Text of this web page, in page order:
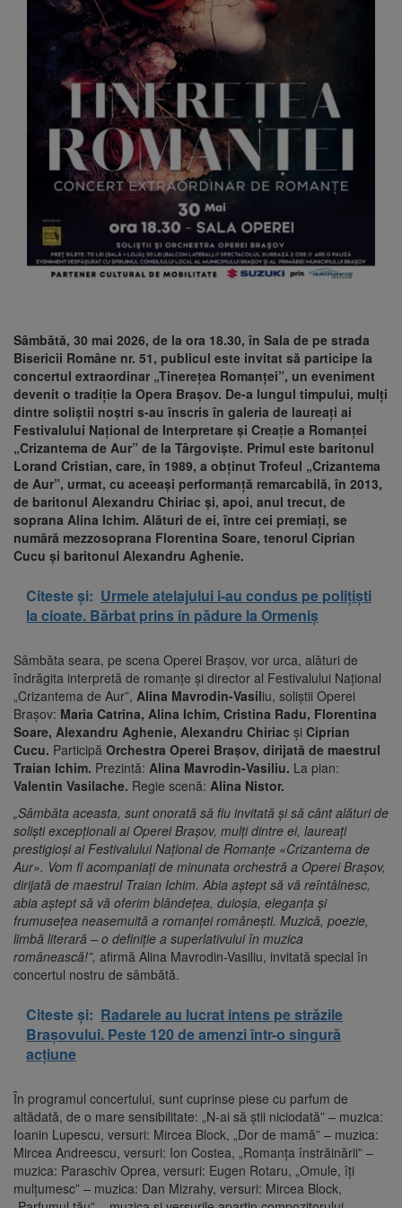
Sâmbătă, 30 mai 2026, de la ora 18.30, în Sala de pe strada
Bisericii Române nr. 51, publicul este invitat să participe la
concertul extraordinar „Tinerețea Romanței”, un eveniment
devenit o tradiție la Opera Brașov. De-a lungul timpului, mulți
dintre soliștii noștri s-au înscris în galeria de laureați ai
Festivalului Naţional de Interpretare şi Creaţie a Romanţei
„Crizantema de Aur” de la Târgovişte. Primul este baritonul
Lorand Cristian, care, în 1989, a obținut Trofeul „Crizantema
de Aur”, urmat, cu aceeași performanță remarcabilă, în 2013,
de baritonul Alexandru Chiriac și, apoi, anul trecut, de
soprana Alina Ichim. Alături de ei, între cei premiați, se
numără mezzosoprana Florentina Soare, tenorul Ciprian
Cucu și baritonul Alexandru Aghenie.
Citeste și: Urmele atelajului i-au condus pe polițiști
la cioate. Bărbat prins în pădure la Ormeniș
Sâmbăta seara, pe scena Operei Brașov, vor urca, alături de
îndrăgita interpretă de romanțe și director al Festivalului Național
„Crizantema de Aur”, Alina Mavrodin-Vasiliu, soliștii Operei
Brașov: Maria Catrina, Alina Ichim, Cristina Radu, Florentina
Soare, Alexandru Aghenie, Alexandru Chiriac și Ciprian
Cucu. Participă Orchestra Operei Brașov, dirijată de maestrul
Traian Ichim. Prezintă: Alina Mavrodin-Vasiliu. La pian:
Valentin Vasilache. Regie scenă: Alina Nistor.
„Sâmbăta aceasta, sunt onorată să fiu invitată și să cânt alături de
soliști excepționali ai Operei Brașov, mulți dintre ei, laureați
prestigioși ai Festivalului Național de Romanțe «Crizantema de
Aur». Vom fi acompaniați de minunata orchestră a Operei Brașov,
dirijată de maestrul Traian Ichim. Abia aștept să vă reîntâlnesc,
abia aștept să vă oferim blândețea, duioșia, eleganța și
frumusețea neasemuită a romanței românești. Muzică, poezie,
limbă literară – o definiție a superlativului în muzica
românească!”, afirmă Alina Mavrodin-Vasiliu, invitată special în
concertul nostru de sâmbătă.
Citeste și: Radarele au lucrat intens pe străzile
Brașovului. Peste 120 de amenzi într-o singură
acțiune
În programul concertului, sunt cuprinse piese cu parfum de
altădată, de o mare sensibilitate: „N-ai să știi niciodată” – muzica:
Ioanin Lupescu, versuri: Mircea Block, „Dor de mamă” – muzica:
Mircea Andreescu, versuri: Ion Costea, „Romanța înstrăinării” –
muzica: Paraschiv Oprea, versuri: Eugen Rotaru, „Omule, îți
mulțumesc” – muzica: Dan Mizrahy, versuri: Mircea Block,